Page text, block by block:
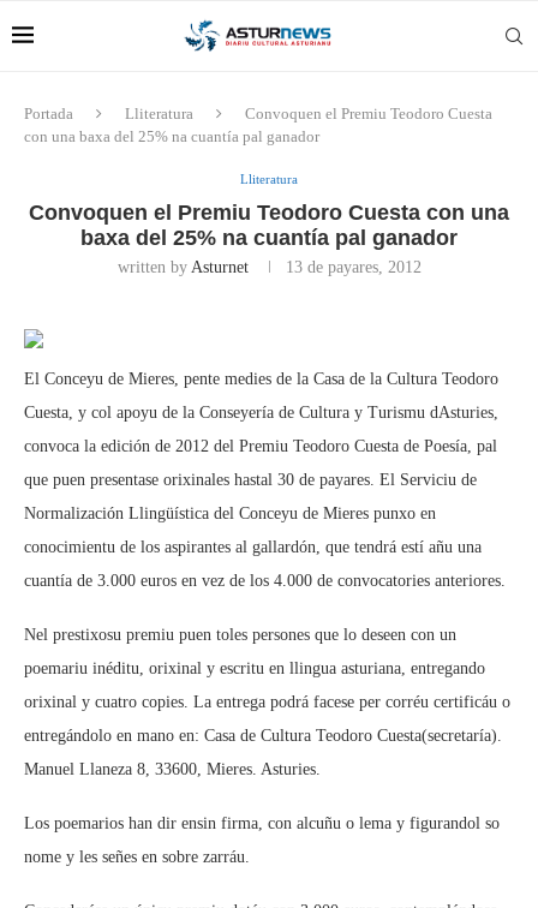
Portada Lliteratura
Convoquen el Premiu Teodoro Cuesta
con una baxa del 25% na cuantía pal ganador
Lliteratura
Convoquen el Premiu Teodoro Cuesta con una
baxa del 25% na cuantía pal ganador
written by Asturnet 13 de payares, 2012
El Conceyu de Mieres, pente medies de la Casa de la Cultura Teodoro
Cuesta, y col apoyu de la Conseyería de Cultura y Turismu dAsturies,
convoca la edición de 2012 del Premiu Teodoro Cuesta de Poesía, pal
que puen presentase orixinales hastal 30 de payares. El Serviciu de
Normalización Llingüística del Conceyu de Mieres punxo en
conocimientu de los aspirantes al gallardón, que tendrá estí añu una
cuantía de 3.000 euros en vez de los 4.000 de convocatories anteriores.
Nel prestixosu premiu puen toles persones que lo deseen con un
poemariu inéditu, orixinal y escritu en llingua asturiana, entregando
orixinal y cuatro copies. La entrega podrá facese per corréu certificáu o
entregándolo en mano en: Casa de Cultura Teodoro Cuesta(secretaría).
Manuel Llaneza 8, 33600, Mieres. Asturies.
Los poemarios han dir ensin firma, con alcuñu o lema y figurandol so
nome y les señes en sobre zarráu.